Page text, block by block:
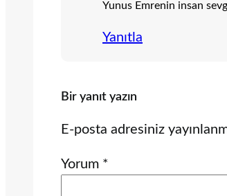
Yunus Emrenin insan
Yanıtla
Bir yanıt yazın
E-posta adresiniz
Yorum *